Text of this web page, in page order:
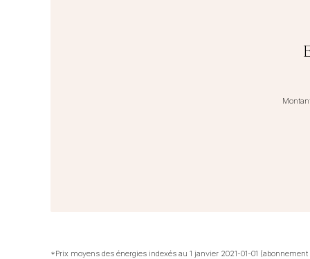
*Prix moyens des énergies indexés au 1 janvier 2021-01-01